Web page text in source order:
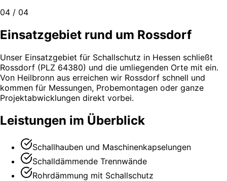
04 / 04
Einsatzgebiet rund um Rossdorf
Unser Einsatzgebiet für Schallschutz in Hessen schließt
Rossdorf (PLZ 64380) und die umliegenden Orte mit ein.
Von Heilbronn aus erreichen wir Rossdorf schnell und
kommen für Messungen, Probemontagen oder ganze
Projektabwicklungen direkt vorbei.
Leistungen im Überblick
Schallhauben und Maschinenkapselungen
Schalldämmende Trennwände
Rohrdämmung mit Schallschutz